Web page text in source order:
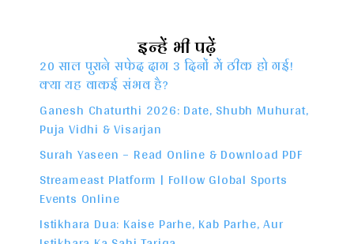
इन्हें भी पढ़ें
20 साल पुराने सफेद दाग 3 दिनों में ठीक हो गई!
क्या यह वाकई संभव है?
Ganesh Chaturthi 2026: Date, Shubh Muhurat,
Puja Vidhi & Visarjan
Surah Yaseen – Read Online & Download PDF
Streameast Platform | Follow Global Sports
Events Online
Istikhara Dua: Kaise Parhe, Kab Parhe, Aur